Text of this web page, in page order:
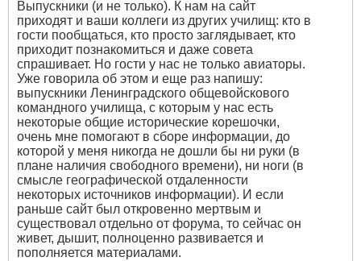
Выпускники (и не только). К нам на сайт
приходят и ваши коллеги из других училищ: кто в
гости пообщаться, кто просто заглядывает, кто
приходит познакомиться и даже совета
спрашивает. Но гости у нас не только авиаторы.
Уже говорила об этом и еще раз напишу:
выпускники Ленинградского общевойскового
командного училища, с которым у нас есть
некоторые общие исторические корешочки,
очень мне помогают в сборе информации, до
которой у меня никогда не дошли бы ни руки (в
плане наличия свободного времени), ни ноги (в
смысле географической отдаленности
некоторых источников информации). И если
раньше сайт был откровенно мертвым и
существовал отдельно от форума, то сейчас он
живет, дышит, полноценно развивается и
пополняется материалами.